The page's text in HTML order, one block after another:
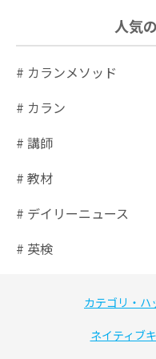
人気
# カランメソッド
# カラン
# 講師
# 教材
# デイリーニュース
# 英検
カテゴリ・ハ
ネイティブ